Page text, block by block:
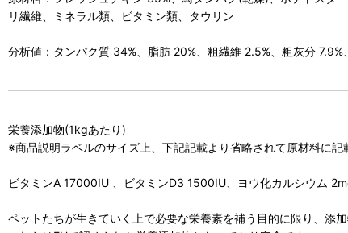
リ繊維、ミネラル類、ビタミン類、タウリン
分析値：タンパク質 34%、脂肪 20%、粗繊維 2.5%、粗灰分
栄養添加物(1kgあたり)
※商品説明ラベルのサイズ上、下記記載より省略されて原材料に記
ビタミンA 17000IU 、ビタミンD3 1500IU、ヨウ化カルシウム
ペットたちが生きていく上で必要な栄養素を補う目的に限り、添